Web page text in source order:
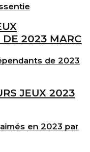
de 2023
en 2023 par